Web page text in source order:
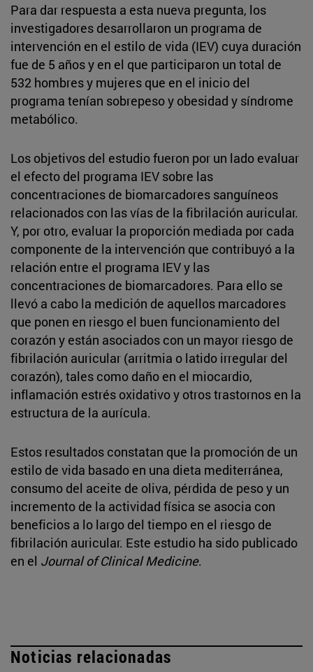
Para dar respuesta a esta nueva pregunta, los
investigadores desarrollaron un programa de
intervención en el estilo de vida (IEV) cuya duración
fue de 5 años y en el que participaron un total de
532 hombres y mujeres que en el inicio del
programa tenían sobrepeso y obesidad y síndrome
metabólico.
Los objetivos del estudio fueron por un lado evaluar
el efecto del programa IEV sobre las
concentraciones de biomarcadores sanguíneos
relacionados con las vías de la fibrilación auricular.
Y, por otro, evaluar la proporción mediada por cada
componente de la intervención que contribuyó a la
relación entre el programa IEV y las
concentraciones de biomarcadores. Para ello se
llevó a cabo la medición de aquellos marcadores
que ponen en riesgo el buen funcionamiento del
corazón y están asociados con un mayor riesgo de
fibrilación auricular (arritmia o latido irregular del
corazón), tales como daño en el miocardio,
inflamación estrés oxidativo y otros trastornos en la
estructura de la aurícula.
Estos resultados constatan que la promoción de un
estilo de vida basado en una dieta mediterránea,
consumo del aceite de oliva, pérdida de peso y un
incremento de la actividad física se asocia con
beneficios a lo largo del tiempo en el riesgo de
fibrilación auricular. Este estudio ha sido publicado
en el Journal of Clinical Medicine.
Noticias relacionadas